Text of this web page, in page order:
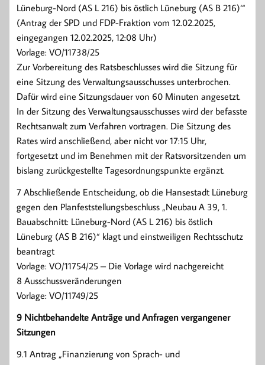
Lüneburg-Nord (AS L 216) bis östlich Lüneburg (AS B 216)‘“
(Antrag der SPD und FDP-Fraktion vom 12.02.2025,
eingegangen 12.02.2025, 12:08 Uhr)
Vorlage: VO/11738/25
Zur Vorbereitung des Ratsbeschlusses wird die Sitzung für
eine Sitzung des Verwaltungsausschusses unterbrochen.
Dafür wird eine Sitzungsdauer von 60 Minuten angesetzt.
In der Sitzung des Verwaltungsausschusses wird der befasste
Rechtsanwalt zum Verfahren vortragen. Die Sitzung des
Rates wird anschließend, aber nicht vor 17:15 Uhr,
fortgesetzt und im Benehmen mit der Ratsvorsitzenden um
bislang zurückgestellte Tagesordnungspunkte ergänzt.
7 Abschließende Entscheidung, ob die Hansestadt Lüneburg
gegen den Planfeststellungsbeschluss „Neubau A 39, 1.
Bauabschnitt: Lüneburg-Nord (AS L 216) bis östlich
Lüneburg (AS B 216)“ klagt und einstweiligen Rechtsschutz
beantragt
Vorlage: VO/11754/25 – Die Vorlage wird nachgereicht
8 Ausschussveränderungen
Vorlage: VO/11749/25
9 Nichtbehandelte Anträge und Anfragen vergangener
Sitzungen
9.1 Antrag „Finanzierung von Sprach- und